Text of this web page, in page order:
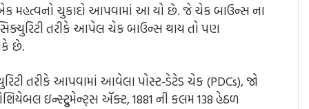
એક મહત્વનો ચુકાદો આપવામાં આ યો છે. જે ચેક બાઉન્સ ના
તરીકે આપેલ ચેક બાઉન્સ થાય તો પણ
છે.
તરીકે આપવામાં આવેલા પોસ્ટ-ડેટેડ ચેક (PDCs), જો
ઇન્સ્ટ્રુમેન્ટ્સ ઍક્ટ, 1881 ની કલમ 138 હેઠળ